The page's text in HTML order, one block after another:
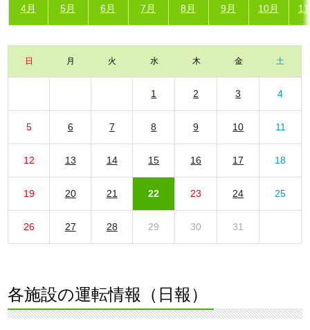
4月 5月 6月 7月 8月 9月 10月
日 月 火 水 木 金 土
1 2 3 4
5 6 7 8 9 10 11
12 13 14 15 16 17 18
19 20 21 22 23 24 25
26 27 28 29 30 31
各施設の運転情報（日報）